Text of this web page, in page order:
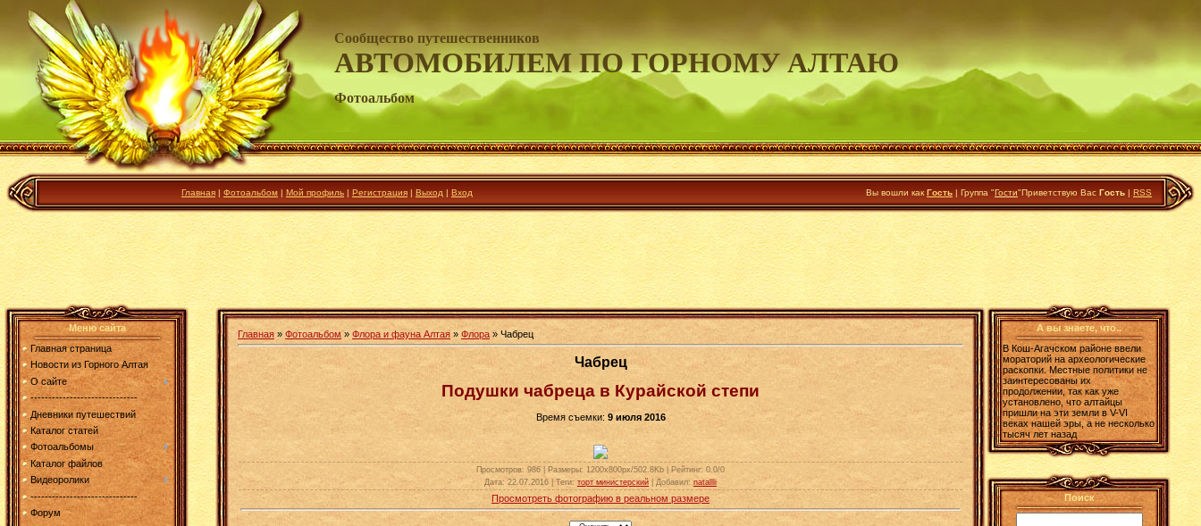
Сообщество путешественников
АВТОМОБИЛЕМ ПО ГОРНОМУ АЛТАЮ
Фотоальбом
Главная | Фотоальбом | Мой профиль | Регистрация | Выход | Вход Вы вошли как Гость | Группа "Гости"Приветствую Вас Гость | RSS
Меню сайта
Главная страница
Новости из Горного Алтая
О сайте
------------------------------
Дневники путешествий
Каталог статей
Фотоальбомы
Каталог файлов
Видеоролики
------------------------------
Форум
Главная » Фотоальбом» Флора и фауна Алтая » Флора » Чабрец
Чабрец
Подушки чабреца в Курайской степи
Время съемки: 9 июля 2016
Просмотров: 986 | Размеры: 1200x800px/502.8Kb | Рейтинг: 0.0/0
Дата: 22.07.2016 |Теги: торт министерский Добавил: natallli
Просмотреть фотографию в реальном размере
А вы знаете, что..
В Кош-Агачском районе ввели
мораторий на археологические
раскопки. Местные политики не
заинтересованы их
продолжении, так как уже
установлено, что алтайцы
пришли на эти земли в V-VI
веках нашей эры, а не несколько
тысяч лет назад
Поиск